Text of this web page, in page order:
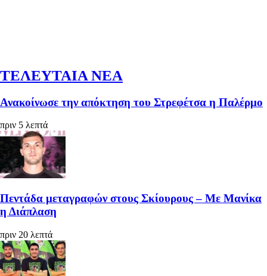
ΤΕΛΕΥΤΑΙΑ ΝΕΑ
Ανακοίνωσε την απόκτηση του Στρεφέτσα η Παλέρμο
πριν 5 λεπτά
Πεντάδα μεταγραφών στους Σκίουρους – Με Μανίκα
η Διάπλαση
πριν 20 λεπτά